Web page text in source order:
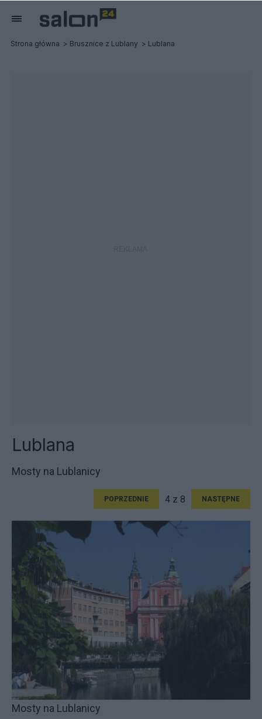
Strona główna Brusznice z Lublany Lublana
Lublana
Mosty na Lublanicy
POPRZEDNIE 4 z 8 NASTĘPNE
Mosty na Lublanicy